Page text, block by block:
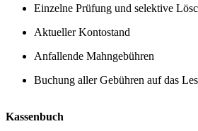
Einzelne Prüfung und selektive
Aktueller Kontostand
Anfallende Mahngebühren
Buchung aller Gebühren auf das
Kassenbuch